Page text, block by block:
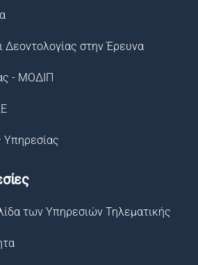
Δεοντολογίας στην Έρευνα
- ΜΟΔΙΠ
Υπηρεσίας
των Υπηρεσιών Τηλεματικής